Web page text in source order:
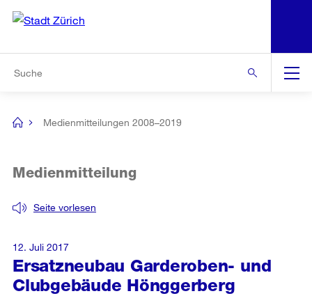
Navigation
[no
Medienmitteilungen 2008–2019
Ersatzneubau Garderoben- und
Clubgebäude Hönggerberg
Seite vorlesen
Medienmitteilung
12. Juli 2017